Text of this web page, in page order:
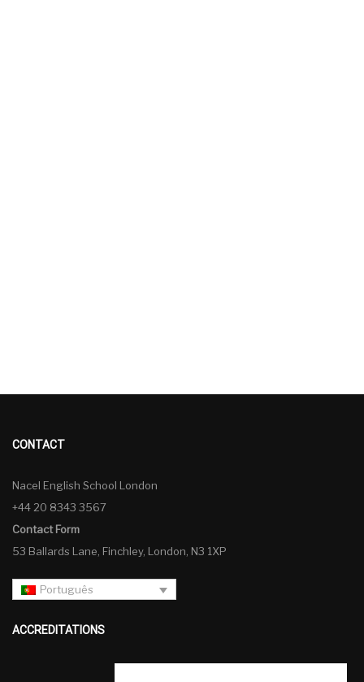
CONTACT
Nacel English School London
+44 20 8343 3567
Contact Form
53 Ballards Lane, Finchley, London, N3 1XP
Português
ACCREDITATIONS